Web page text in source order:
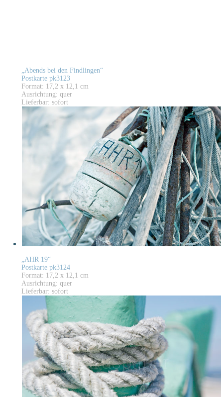
„Abends bei den Findlingen“
Postkarte pk3123
Format: 17,2 x 12,1 cm
Ausrichtung: quer
Lieferbar: sofort
„AHR 19“
Postkarte pk3124
Format: 17,2 x 12,1 cm
Ausrichtung: quer
Lieferbar: sofort